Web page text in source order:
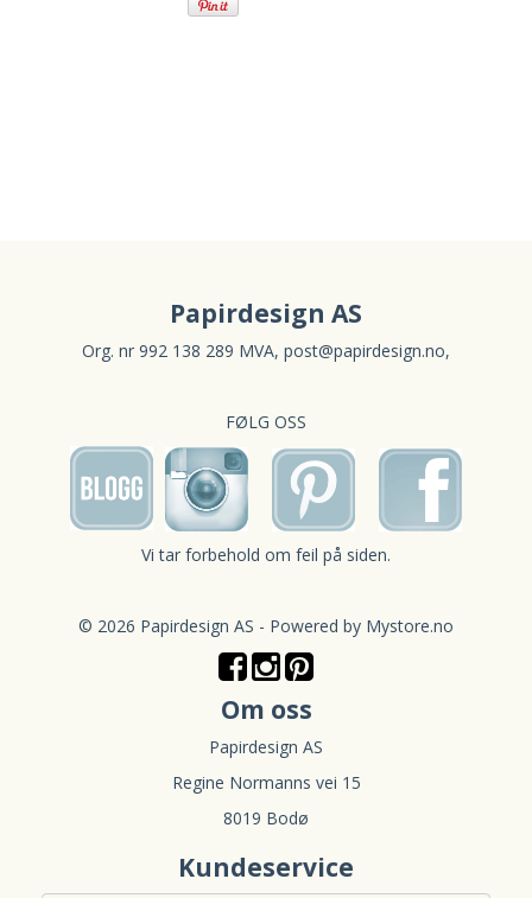
Papirdesign AS
Org. nr 992 138 289 MVA, post@papirdesign.no,
FØLG OSS
Vi tar forbehold om feil på siden.
© 2026 Papirdesign AS - Powered by Mystore.no
Om oss
Papirdesign AS
Regine Normanns vei 15
8019 Bodø
Kundeservice